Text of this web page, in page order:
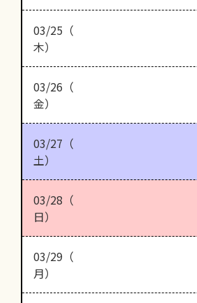
03/25（
木）
03/26（
金）
03/27（
土）
03/28（
日）
03/29（
月）